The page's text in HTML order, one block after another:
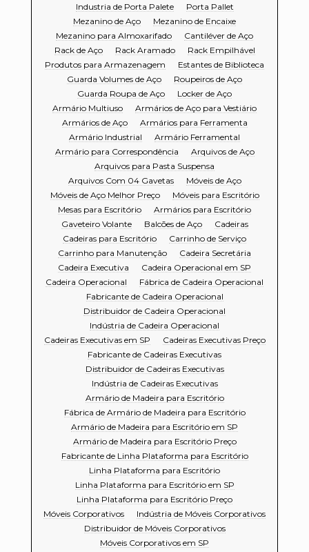
Industria de Porta Palete
Porta Pallet
Mezanino de Aço
Mezanino de Encaixe
Mezanino para Almoxarifado
Cantiléver de Aço
Rack de Aço
Rack Aramado
Rack Empilhável
Produtos para Armazenagem
Estantes de Biblioteca
Guarda Volumes de Aço
Roupeiros de Aço
Guarda Roupa de Aço
Locker de Aço
Armário Multiuso
Armários de Aço para Vestiário
Armários de Aço
Armários para Ferramenta
Armário Industrial
Armário Ferramental
Armário para Correspondência
Arquivos de Aço
Arquivos para Pasta Suspensa
Arquivos Com 04 Gavetas
Móveis de Aço
Móveis de Aço Melhor Preço
Móveis para Escritório
Mesas para Escritório
Armários para Escritório
Gaveteiro Volante
Balcões de Aço
Cadeiras
Cadeiras para Escritório
Carrinho de Serviço
Carrinho para Manutenção
Cadeira Secretária
Cadeira Executiva
Cadeira Operacional em SP
Cadeira Operacional
Fábrica de Cadeira Operacional
Fabricante de Cadeira Operacional
Distribuidor de Cadeira Operacional
Indústria de Cadeira Operacional
Cadeiras Executivas em SP
Cadeiras Executivas Preço
Fabricante de Cadeiras Executivas
Distribuidor de Cadeiras Executivas
Indústria de Cadeiras Executivas
Armário de Madeira para Escritório
Fábrica de Armário de Madeira para Escritório
Armário de Madeira para Escritório em SP
Armário de Madeira para Escritório Preço
Fabricante de Linha Plataforma para Escritório
Linha Plataforma para Escritório
Linha Plataforma para Escritório em SP
Linha Plataforma para Escritório Preço
Móveis Corporativos
Indústria de Móveis Corporativos
Distribuidor de Móveis Corporativos
Móveis Corporativos em SP